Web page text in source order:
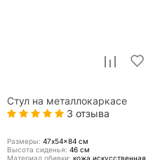
Стул на металлокаркасе
3 отзыва
Размеры: 47x54x84 см
Высота сиденья: 46 см
Материал обивки: кожа искусственная